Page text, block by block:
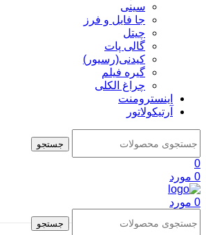
سینی
جا فایل و فرز
چیتل
گالی پات
کیدنی(رسیور)
گیره فیلم
چراغ الکلی
اینسترومنت
آرتیکولاتور
جستجو
0
0 مورد
0 مورد
جستجو